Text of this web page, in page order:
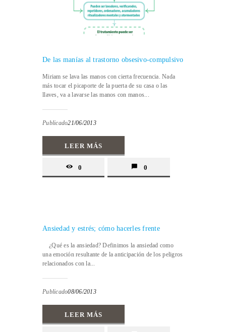
De las manías al trastorno obsesivo-compulsivo
Miriam se lava las manos con cierta frecuencia. Nada
más tocar el picaporte de la puerta de su casa o las
llaves, va a lavarse las manos con manos...
Publicado21/06/2013
LEER MÁS
0 0
Ansiedad y estrés; cómo hacerles frente
¿Qué es la ansiedad? Definimos la ansiedad como
una emoción resultante de la anticipación de los peligros
relacionados con la...
Publicado08/06/2013
LEER MÁS